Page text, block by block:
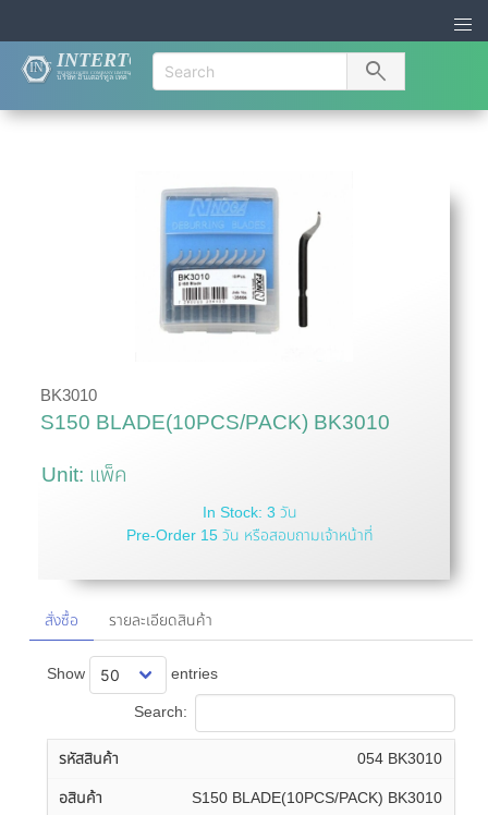
search
BK3010
S150 BLADE(10PCS/PACK) BK3010
Unit: แพ็ค
In Stock: 3 วัน
Pre-Order 15 วัน หรือสอบถามเจ้าหน้าที่
สั่งซื้อ รายละเอียดสินค้า
Show entries
Search:
054 BK3010
S150 BLADE(10PCS/PACK) BK3010